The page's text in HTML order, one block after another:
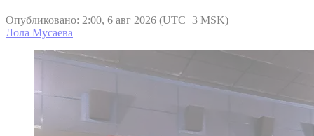
Опубликовано: 2:00, 6 авг 2026 (UTC+3 MSK)
Лола Мусаева